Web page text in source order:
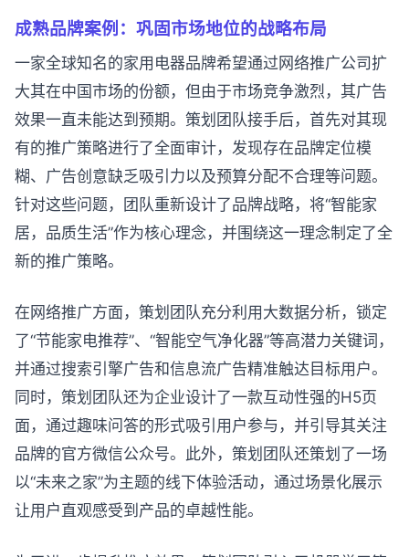
成熟品牌案例：巩固市场地位的战略布局
一家全球知名的家用电器品牌希望通过网络推广公司扩
大其在中国市场的份额，但由于市场竞争激烈，其广告
效果一直未能达到预期。策划团队接手后，首先对其现
有的推广策略进行了全面审计，发现存在品牌定位模
糊、广告创意缺乏吸引力以及预算分配不合理等问题。
针对这些问题，团队重新设计了品牌战略，将“智能家
居，品质生活”作为核心理念，并围绕这一理念制定了全
新的推广策略。
在网络推广方面，策划团队充分利用大数据分析，锁定
了“节能家电推荐”、“智能空气净化器”等高潜力关键词，
并通过搜索引擎广告和信息流广告精准触达目标用户。
同时，策划团队还为企业设计了一款互动性强的H5页
面，通过趣味问答的形式吸引用户参与，并引导其关注
品牌的官方微信公众号。此外，策划团队还策划了一场
以“未来之家”为主题的线下体验活动，通过场景化展示
让用户直观感受到产品的卓越性能。